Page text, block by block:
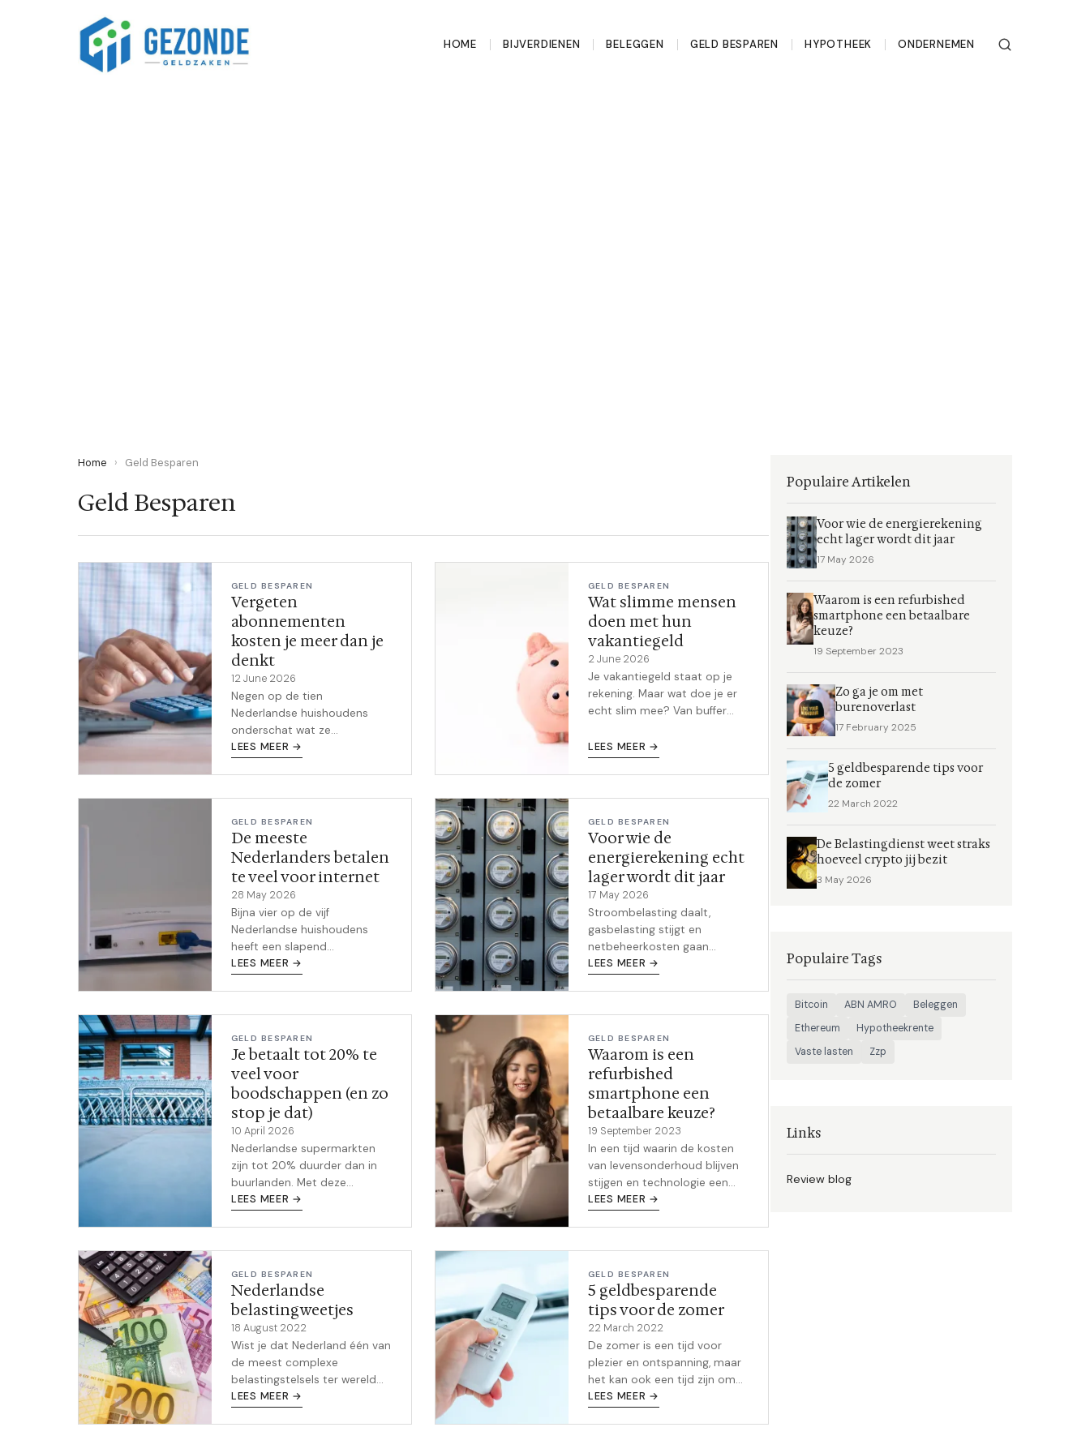
HOME BIJVERDIENEN BELEGGEN GELD BESPAREN HYPOTHEEK ONDERNEMEN
Home › Geld Besparen
Geld Besparen
GELD BESPAREN
Vergeten
abonnementen
kosten je meer dan je
denkt
12 June 2026
Negen op de tien
Nederlandse huishoudens
onderschat wat ze
maandelijks kwijt zijn aan
niets betaalt en hoeveel je
zeggen.
LEES MEER →
GELD BESPAREN
Wat slimme mensen
doen met hun
vakantiegeld
2 June 2026
Je vakantiegeld staat op je
rekening. Maar wat doe je er
echt slim mee? Van buffer
keuzes die je financiële positie
echt verder helpen, zonder in
te leveren op plezier.
LEES MEER →
GELD BESPAREN
De meeste
Nederlanders betalen
te veel voor internet
28 May 2026
Bijna vier op de vijf
Nederlandse huishoudens
heeft een slapend
internetcontract. Dat klinkt
jaar zonder dat je er iets voor
LEES MEER →
GELD BESPAREN
Voor wie de
energierekening echt
lager wordt dit jaar
17 May 2026
Stroombelasting daalt,
gasbelasting stijgt en
netbeheerkosten gaan
omhoog. Wie gaat er dit jaar
betalen?
LEES MEER →
GELD BESPAREN
Je betaalt tot 20% te
veel voor
boodschappen (en zo
stop je dat)
10 April 2026
Nederlandse supermarkten
zijn tot 20% duurder dan in
buurlanden. Met deze
concrete stappen bespaar je
LEES MEER →
GELD BESPAREN
Waarom is een
refurbished
smartphone een
betaalbare keuze?
19 September 2023
In een tijd waarin de kosten
van levensonderhoud blijven
stijgen en technologie een
integraal onderdeel van ons
budget een uitd...
LEES MEER →
GELD BESPAREN
Nederlandse
belastingweetjes
18 August 2022
Wist je dat Nederland één van
de meest complexe
belastingstelsels ter wereld
heeft? Daarom kan het ook
LEES MEER →
GELD BESPAREN
5 geldbesparende
tips voor de zomer
22 March 2022
De zomer is een tijd voor
plezier en ontspanning, maar
het kan ook een tijd zijn om
geld te besparen. Hier zijn
LEES MEER →
Populaire Artikelen
Voor wie de energierekening
echt lager wordt dit jaar
17 May 2026
Waarom is een refurbished
smartphone een betaalbare
keuze?
19 September 2023
Zo ga je om met
burenoverlast
17 February 2025
5 geldbesparende tips voor
de zomer
22 March 2022
De Belastingdienst weet straks
hoeveel crypto jij bezit
3 May 2026
Populaire Tags
Bitcoin ABN AMRO
Beleggen
Ethereum
Hypotheekrente
Vaste lasten
Zzp
Links
Review blog